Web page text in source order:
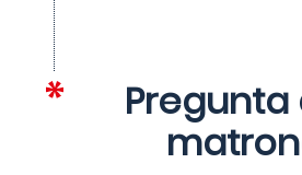
Pregunta